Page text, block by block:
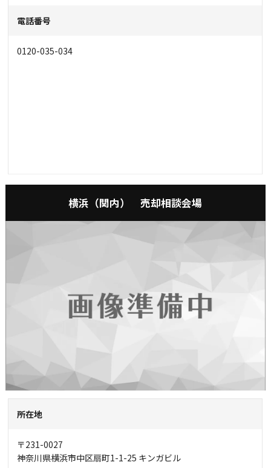
電話番号
0120-035-034
横浜（関内） 売却相談会場
所在地
〒231-0027
神奈川県横浜市中区扇町1-1-25 キンガビル